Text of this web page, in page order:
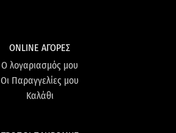
ONLINE ΑΓΟΡΕΣ
Ο λογαριασμός μου
Οι Παραγγελίες μου
Καλάθι